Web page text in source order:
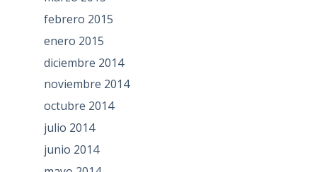
febrero 2015
enero 2015
diciembre 2014
noviembre 2014
octubre 2014
julio 2014
junio 2014